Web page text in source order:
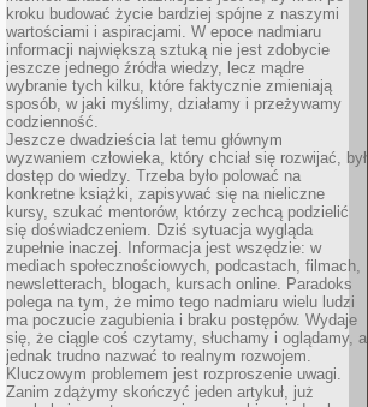
kroku budować życie bardziej spójne z naszymi
wartościami i aspiracjami. W epoce nadmiaru
informacji największą sztuką nie jest zdobycie
jeszcze jednego źródła wiedzy, lecz mądre
wybranie tych kilku, które faktycznie zmieniają
sposób, w jaki myślimy, działamy i przeżywamy
codzienność.
Jeszcze dwadzieścia lat temu głównym
wyzwaniem człowieka, który chciał się rozwijać, był
dostęp do wiedzy. Trzeba było polować na
konkretne książki, zapisywać się na nieliczne
kursy, szukać mentorów, którzy zechcą podzielić
się doświadczeniem. Dziś sytuacja wygląda
zupełnie inaczej. Informacja jest wszędzie: w
mediach społecznościowych, podcastach, filmach,
newsletterach, blogach, kursach online. Paradoks
polega na tym, że mimo tego nadmiaru wielu ludzi
ma poczucie zagubienia i braku postępów. Wydaje
się, że ciągle coś czytamy, słuchamy i oglądamy, a
jednak trudno nazwać to realnym rozwojem.
Kluczowym problemem jest rozproszenie uwagi.
Zanim zdążymy skończyć jeden artykuł, już